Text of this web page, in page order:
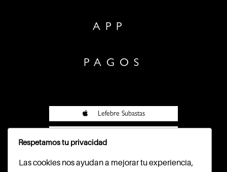
APP
PAGOS
Lefebre Subastas
Respetamos tu privacidad
Las cookies nos ayudan a mejorar tu experiencia,